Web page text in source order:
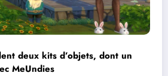
deux kits d’objets, dont un
MeUndies